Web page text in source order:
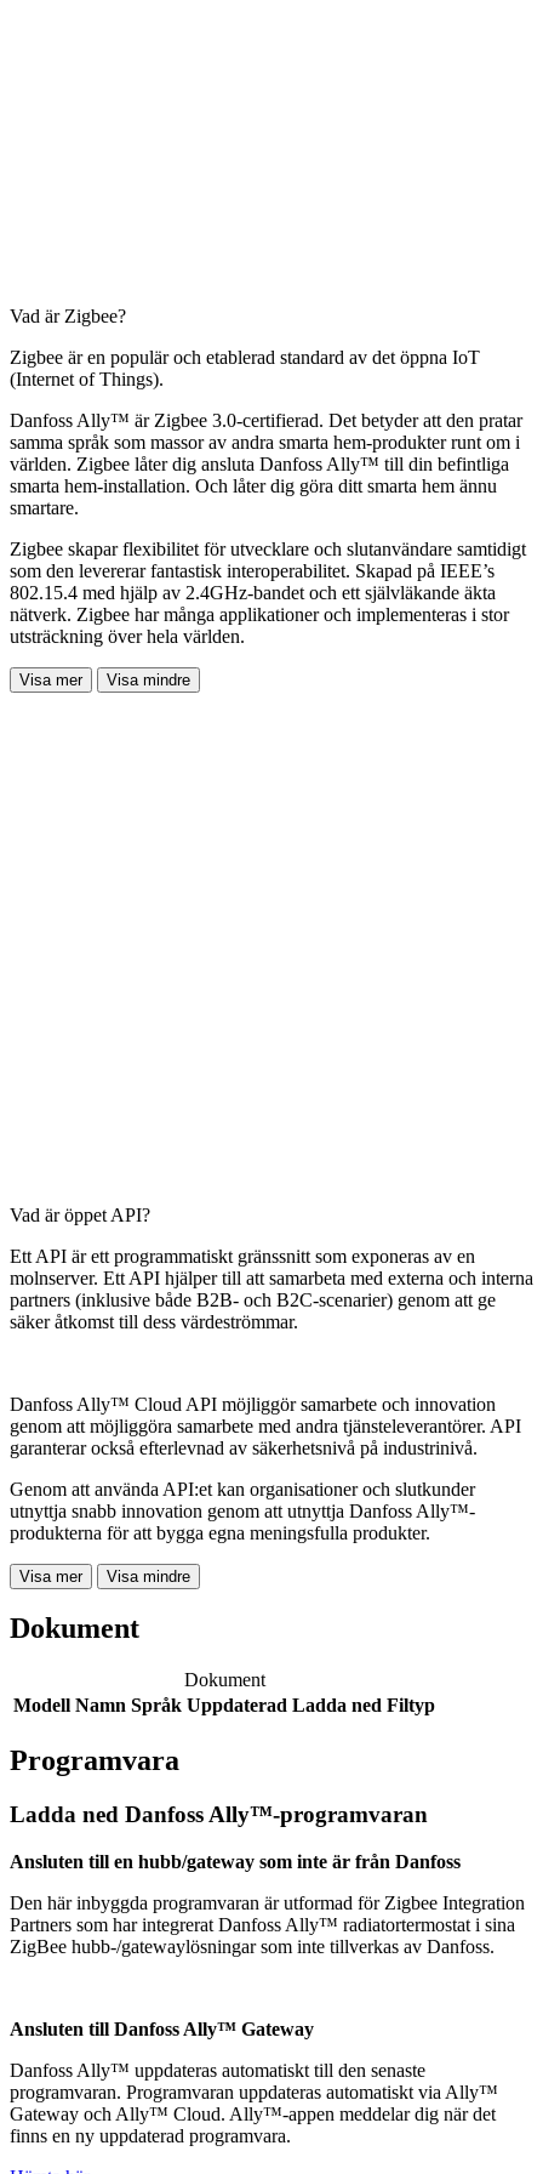
Vad är Zigbee?
Zigbee är en populär och etablerad standard av det öppna IoT
(Internet of Things).
Danfoss Ally™ är Zigbee 3.0-certifierad. Det betyder att den pratar
samma språk som massor av andra smarta hem-produkter runt om i
världen. Zigbee låter dig ansluta Danfoss Ally™ till din befintliga
smarta hem-installation. Och låter dig göra ditt smarta hem ännu
smartare.
Zigbee skapar flexibilitet för utvecklare och slutanvändare samtidigt
som den levererar fantastisk interoperabilitet. Skapad på IEEE’s
802.15.4 med hjälp av 2.4GHz-bandet och ett självläkande äkta
nätverk. Zigbee har många applikationer och implementeras i stor
utsträckning över hela världen.
Visa mer Visa mindre
Vad är öppet API?
Ett API är ett programmatiskt gränssnitt som exponeras av en
molnserver. Ett API hjälper till att samarbeta med externa och interna
partners (inklusive både B2B- och B2C-scenarier) genom att ge
säker åtkomst till dess värdeströmmar.
Danfoss Ally™ Cloud API möjliggör samarbete och innovation
genom att möjliggöra samarbete med andra tjänsteleverantörer. API
garanterar också efterlevnad av säkerhetsnivå på industrinivå.
Genom att använda API:et kan organisationer och slutkunder
utnyttja snabb innovation genom att utnyttja Danfoss Ally™-
produkterna för att bygga egna meningsfulla produkter.
Visa mer Visa mindre
Dokument
Dokument
Modell Namn Språk Uppdaterad Ladda ned Filtyp
Programvara
Ladda ned Danfoss Ally™-programvaran
Ansluten till en hubb/gateway som inte är från Danfoss
Den här inbyggda programvaran är utformad för Zigbee Integration
Partners som har integrerat Danfoss Ally™ radiatortermostat i sina
ZigBee hubb-/gatewaylösningar som inte tillverkas av Danfoss.
Ansluten till Danfoss Ally™ Gateway
Danfoss Ally™ uppdateras automatiskt till den senaste
programvaran. Programvaran uppdateras automatiskt via Ally™
Gateway och Ally™ Cloud. Ally™-appen meddelar dig när det
finns en ny uppdaterad programvara.